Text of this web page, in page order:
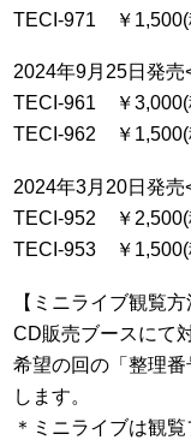
TECI-971 ￥1,500(
2024年9月25日発売
TECI-961 ￥3,000(
TECI-962 ￥1,500(
2024年3月20日発
TECI-952 ￥2,500(
TECI-953 ￥1,500(
【ミニライブ観覧方
CD販売ブースにて
希望の回の「整理
します。
＊ミニライブは観